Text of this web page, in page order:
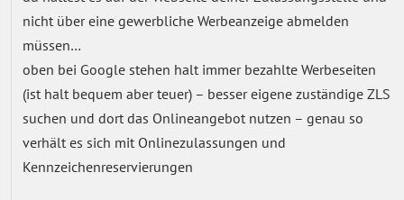
nicht über eine gewerbliche Werbeanzeige abmelden
müssen…
oben bei Google stehen halt immer bezahlte Werbeseiten
(ist halt bequem aber teuer) – besser eigene zuständige ZLS
suchen und dort das Onlineangebot nutzen – genau so
verhält es sich mit Onlinezulassungen und
Kennzeichenreservierungen